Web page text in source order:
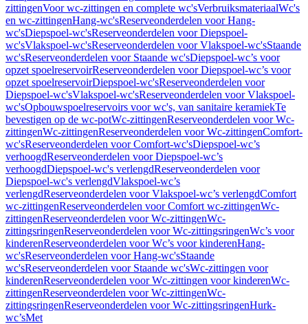
zittingenVoor wc-zittingen en complete wc'sVerbruiksmateriaalWc's
en wc-zittingenHang-wc'sReserveonderdelen voor Hang-
wc'sDiepspoel-wc'sReserveonderdelen voor Diepspoel-
wc'sVlakspoel-wc'sReserveonderdelen voor Vlakspoel-wc'sStaande
wc'sReserveonderdelen voor Staande wc'sDiepspoel-wc’s voor
opzet spoelreservoirReserveonderdelen voor Diepspoel-wc’s voor
opzet spoelreservoirDiepspoel-wc'sReserveonderdelen voor
Diepspoel-wc'sVlakspoel-wc'sReserveonderdelen voor Vlakspoel-
wc'sOpbouwspoelreservoirs voor wc's, van sanitaire keramiekTe
bevestigen op de wc-potWc-zittingenReserveonderdelen voor Wc-
zittingenWc-zittingenReserveonderdelen voor Wc-zittingenComfort-
wc'sReserveonderdelen voor Comfort-wc'sDiepspoel-wc’s
verhoogdReserveonderdelen voor Diepspoel-wc’s
verhoogdDiepspoel-wc's verlengdReserveonderdelen voor
Diepspoel-wc's verlengdVlakspoel-wc’s
verlengdReserveonderdelen voor Vlakspoel-wc’s verlengdComfort
wc-zittingenReserveonderdelen voor Comfort wc-zittingenWc-
zittingenReserveonderdelen voor Wc-zittingenWc-
zittingsringenReserveonderdelen voor Wc-zittingsringenWc’s voor
kinderenReserveonderdelen voor Wc’s voor kinderenHang-
wc'sReserveonderdelen voor Hang-wc'sStaande
wc'sReserveonderdelen voor Staande wc'sWc-zittingen voor
kinderenReserveonderdelen voor Wc-zittingen voor kinderenWc-
zittingenReserveonderdelen voor Wc-zittingenWc-
zittingsringenReserveonderdelen voor Wc-zittingsringenHurk-
wc’sMet